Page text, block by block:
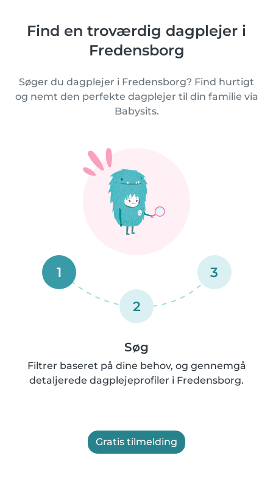
Find en troværdig dagplejer i
Fredensborg
Søger du dagplejer i Fredensborg? Find hurtigt
og nemt den perfekte dagplejer til din familie via
Babysits.
1
2
3
Søg
Filtrer baseret på dine behov, og gennemgå
detaljerede dagplejeprofiler i Fredensborg.
Gratis tilmelding